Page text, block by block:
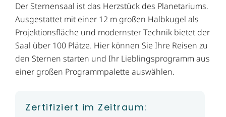
Der Sternensaal ist das Herzstück des Planetariums.
Ausgestattet mit einer 12 m großen Halbkugel als
Projektionsfläche und modernster Technik bietet der
Saal über 100 Plätze. Hier können Sie Ihre Reisen zu
den Sternen starten und Ihr Lieblingsprogramm aus
einer großen Programmpalette auswählen.
Zertifiziert im Zeitraum: